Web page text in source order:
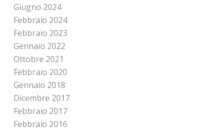
Giugno 2024
Febbraio 2024
Febbraio 2023
Gennaio 2022
Ottobre 2021
Febbraio 2020
Gennaio 2018
Dicembre 2017
Febbraio 2017
Febbraio 2016